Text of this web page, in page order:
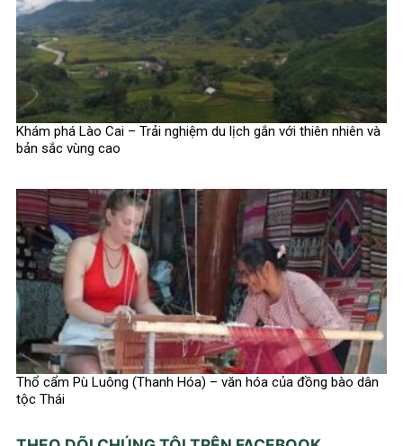
Khám phá Lào Cai – Trải nghiệm du lịch gắn với thiên nhiên và
bản sắc vùng cao
Thổ cẩm Pù Luông (Thanh Hóa) – văn hóa của đồng bào dân
tộc Thái